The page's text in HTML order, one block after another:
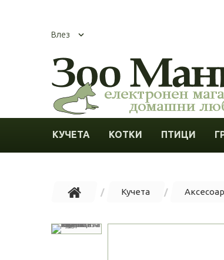
Влез
КУЧЕТА КОТКИ ПТИЦИ
Кучета